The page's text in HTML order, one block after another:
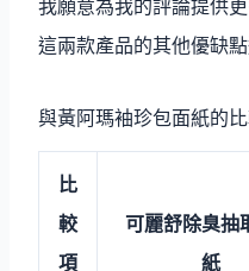
我願意為我的評論提供
這兩款產品的其他優缺
與黃阿瑪袖珍包面紙的
比
較
項
可麗舒除臭抽
紙